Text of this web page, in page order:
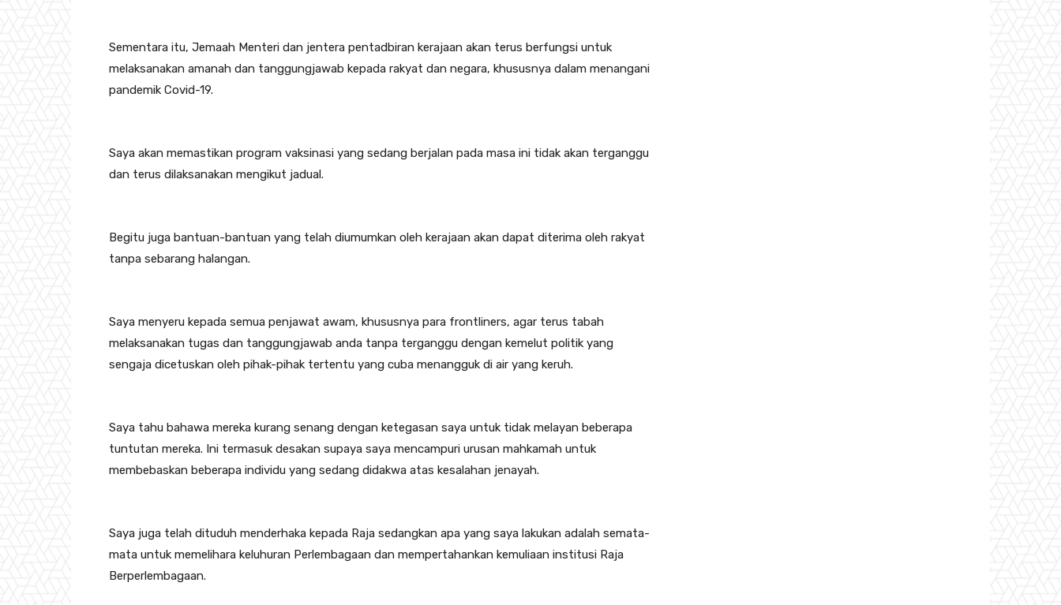
Sementara itu, Jemaah Menteri dan jentera pentadbiran kerajaan akan terus berfungsi untuk
melaksanakan amanah dan tanggungjawab kepada rakyat dan negara, khususnya dalam menangani
pandemik Covid-19.
Saya akan memastikan program vaksinasi yang sedang berjalan pada masa ini tidak akan terganggu
dan terus dilaksanakan mengikut jadual.
Begitu juga bantuan-bantuan yang telah diumumkan oleh kerajaan akan dapat diterima oleh rakyat
tanpa sebarang halangan.
Saya menyeru kepada semua penjawat awam, khususnya para frontliners, agar terus tabah
melaksanakan tugas dan tanggungjawab anda tanpa terganggu dengan kemelut politik yang
sengaja dicetuskan oleh pihak-pihak tertentu yang cuba menangguk di air yang keruh.
Saya tahu bahawa mereka kurang senang dengan ketegasan saya untuk tidak melayan beberapa
tuntutan mereka. Ini termasuk desakan supaya saya mencampuri urusan mahkamah untuk
membebaskan beberapa individu yang sedang didakwa atas kesalahan jenayah.
Saya juga telah dituduh menderhaka kepada Raja sedangkan apa yang saya lakukan adalah semata-
mata untuk memelihara keluhuran Perlembagaan dan mempertahankan kemuliaan institusi Raja
Berperlembagaan.